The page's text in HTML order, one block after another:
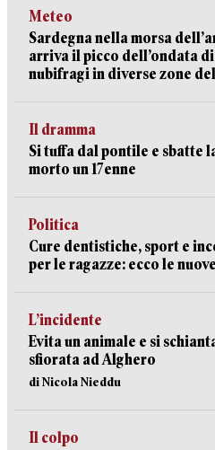
Meteo
Sardegna nella morsa
arriva il picco dell’ondata
nubifragi in diverse zone
Il dramma
Si tuffa dal pontile e sbatte
morto un 17enne
Politica
Cure dentistiche, sport e
per le ragazze: ecco le
L’incidente
Evita un animale e si
sfiorata ad Alghero
di Nicola Nieddu
Il colpo